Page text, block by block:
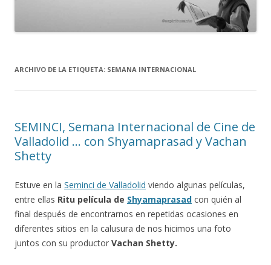
ARCHIVO DE LA ETIQUETA: SEMANA INTERNACIONAL
SEMINCI, Semana Internacional de Cine de
Valladolid … con Shyamaprasad y Vachan
Shetty
Estuve en la Seminci de Valladolid viendo algunas películas,
entre ellas Ritu película de Shyamaprasad con quién al
final después de encontrarnos en repetidas ocasiones en
diferentes sitios en la calusura de nos hicimos una foto
juntos con su productor Vachan Shetty.